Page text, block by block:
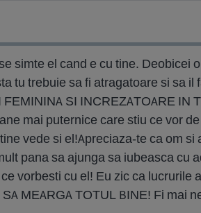
simte el cand e cu tine. Deobicei
tu trebuie sa fi atragatoare si sa il
SI INCREZATOARE IN
mai puternice care stiu ce vor
vede si el!Apreciaza-te ca om si
pana sa ajunga sa iubeasca cu
vorbesti cu el! Eu zic ca lucrurile
MEARGA TOTUL BINE! Fi mai